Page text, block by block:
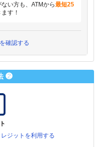
い方も、ATMから最短25
す！
確認する
❷
ジットを利用する